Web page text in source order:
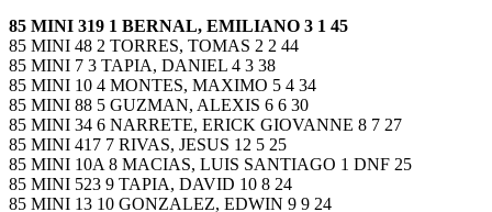
85 MINI 319 1 BERNAL, EMILIANO 3 1 45
85 MINI 48 2 TORRES, TOMAS 2 2 44
85 MINI 7 3 TAPIA, DANIEL 4 3 38
85 MINI 10 4 MONTES, MAXIMO 5 4 34
85 MINI 88 5 GUZMAN, ALEXIS 6 6 30
85 MINI 34 6 NARRETE, ERICK GIOVANNE 8 7 27
85 MINI 417 7 RIVAS, JESUS 12 5 25
85 MINI 10A 8 MACIAS, LUIS SANTIAGO 1 DNF 25
85 MINI 523 9 TAPIA, DAVID 10 8 24
85 MINI 13 10 GONZALEZ, EDWIN 9 9 24